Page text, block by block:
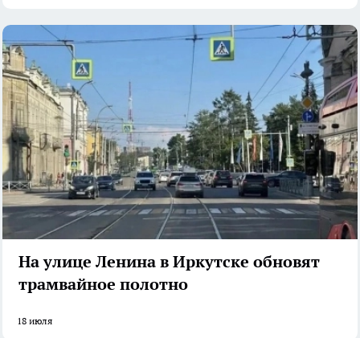
На улице Ленина в Иркутске обновят
трамвайное полотно
18 июля